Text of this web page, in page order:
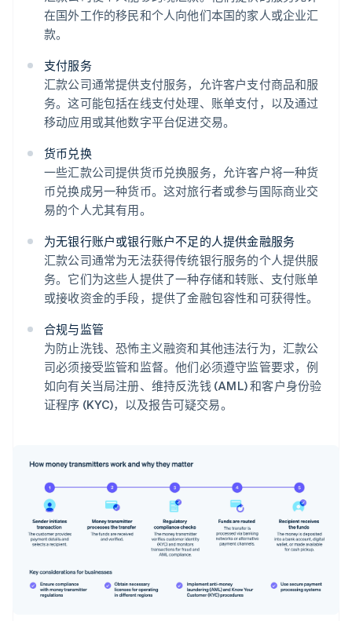
在国外工作的移民和个人向他们本国的家人或企业汇
款。
支付服务
汇款公司通常提供支付服务，允许客户支付商品和服
务。这可能包括在线支付处理、账单支付，以及通过
移动应用或其他数字平台促进交易。
货币兑换
一些汇款公司提供货币兑换服务，允许客户将一种货
币兑换成另一种货币。这对旅行者或参与国际商业交
易的个人尤其有用。
为无银行账户或银行账户不足的人提供金融服务
汇款公司通常为无法获得传统银行服务的个人提供服
务。它们为这些人提供了一种存储和转账、支付账单
或接收资金的手段，提供了金融包容性和可获得性。
合规与监管
为防止洗钱、恐怖主义融资和其他违法行为，汇款公
司必须接受监管和监督。他们必须遵守监管要求，例
如向有关当局注册、维持反洗钱 (AML) 和客户身份验
证程序 (KYC)，以及报告可疑交易。